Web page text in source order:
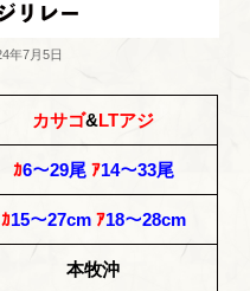
リレー
年7月5日
カサゴ&LTアジ
ｶ6～29尾 ｱ14～33尾
ｶ15～27cmｱ18～28cm
本牧沖